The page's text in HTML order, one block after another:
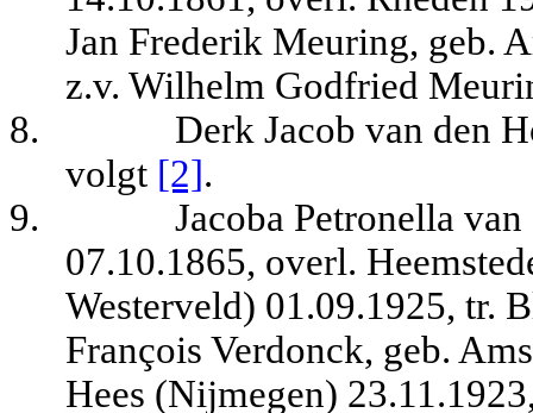
Jan Frederik Meuring, geb.
z.v. Wilhelm Godfried
8.
Derk Jacob van den
volgt [2].
9.
Jacoba Petronella
07.10.1865, overl.
Westerveld) 01.09.1925, tr.
François Verdonck, geb.
Hees (Nijmegen)